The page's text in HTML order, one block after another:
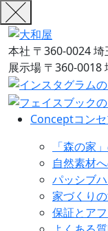
本社 〒360-0024
展示場 〒360-0018
Conceptコン
「森の家
自然素材
パッシブ
家づくり
保証とア